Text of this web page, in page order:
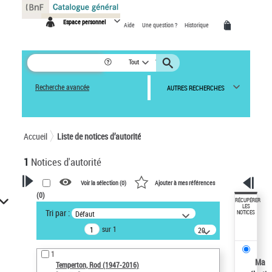
Espace personnel Aide Une question ? Historique
Tout
Recherche avancée AUTRES RECHERCHES
Accueil Liste de notices d’autorité
1 Notices d'autorité
VOTRE RECHERCHE
Recherche avancée dans les
notices d’autorité
Œuvres liées à l'auteur :
Temperton, Rod (1947-2016)
Voir la sélection (0) Ajouter à mes références
(0)
Tri par : Défaut
sur 1
20
résultats/page
1
Temperton, Rod (1947-2016)
RÉCUPÉRER
LES
NOTICES
Ma
Panneau de gestion des cookies